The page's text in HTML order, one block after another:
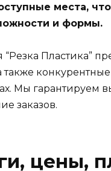
места,
и формы.
“Резка Пластика”
также
Мы гарантируем
заказов.
цены,